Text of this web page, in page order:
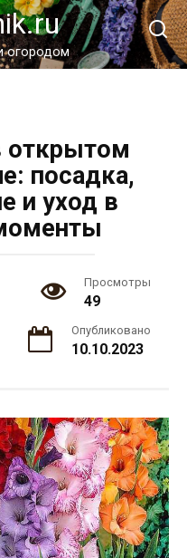
огородом
открытом
посадка,
и уход в
Просмотры
49
Опубликовано
10.10.2023